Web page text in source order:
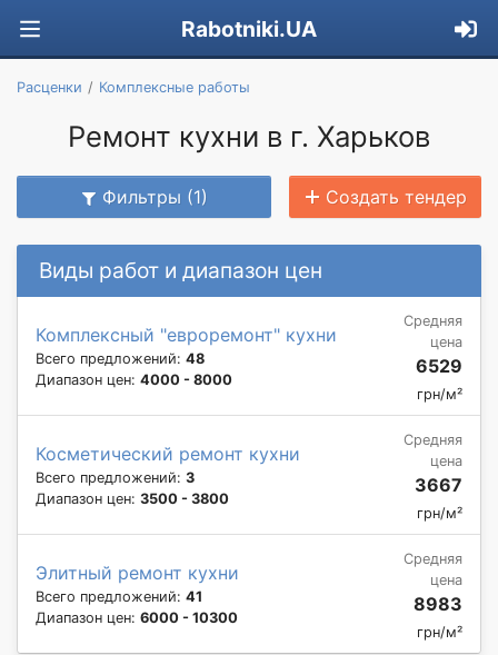
Rabotniki.UA
Расценки Комплексные работы
Ремонт кухни в г. Харьков
Фильтры (1) Создать тендер
Виды работ и диапазон цен
Комплексный "евроремонт" кухни
Всего предложений: 48
Диапазон цен: 4000 - 8000
Средняя
цена
6529
грн/м²
Косметический ремонт кухни
Всего предложений: 3
Диапазон цен: 3500 - 3800
Средняя
цена
3667
грн/м²
Элитный ремонт кухни
Всего предложений: 41
Диапазон цен: 6000 - 10300
Средняя
цена
8983
грн/м²